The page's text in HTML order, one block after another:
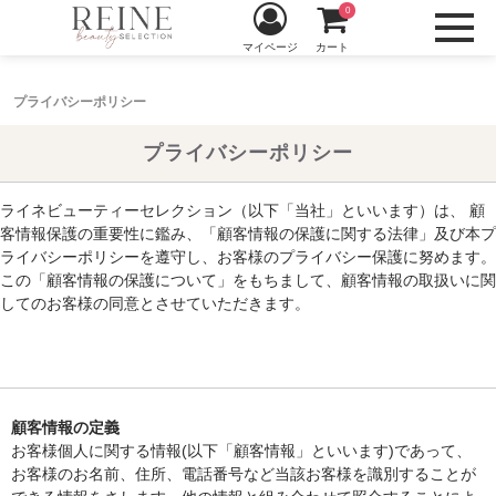
プライバシーポリシー
マイページ カート
0
プライバシーポリシー
ライネビューティーセレクション（以下「当社」といいます）は、
顧
客情報保護の重要性に鑑み、「顧客情報の保護に関する法律」及び本プ
ライバシーポリシーを遵守し、お客様のプライバシー保護に努めます。
この「顧客情報の保護について」をもちまして、顧客情報の取扱いに関
してのお客様の同意とさせていただきます。
顧客情報の定義
お客様個人に関する情報(以下「顧客情報」といいます)であって、
お客様のお名前、住所、電話番号など当該お客様を識別することが